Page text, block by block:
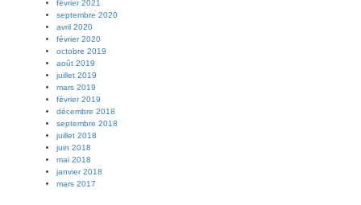
février 2021
septembre 2020
avril 2020
février 2020
octobre 2019
août 2019
juillet 2019
mars 2019
février 2019
décembre 2018
septembre 2018
juillet 2018
juin 2018
mai 2018
janvier 2018
mars 2017